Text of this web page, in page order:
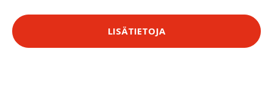
LISÄTIETOJA